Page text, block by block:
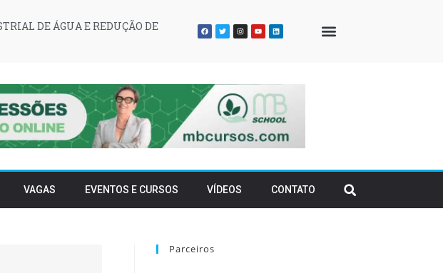
DE ÁGUA E REDUÇÃO DE
VAGAS EVENTOS E CURSOS VÍDEOS CONTATO
Parceiros